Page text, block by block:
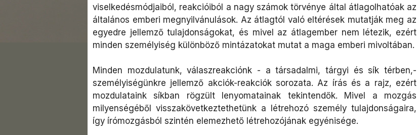
viselkedésmódjaiból, reakcióiból a nagy számok törvénye által átlagolhatóak az
általános emberi megnyilvánulások. Az átlagtól való eltérések mutatják meg az
egyedre jellemző tulajdonságokat, és mivel az átlagember nem létezik, ezért
minden személyiség különböző mintázatokat mutat a maga emberi mivoltában.
Minden mozdulatunk, válaszreakciónk - a társadalmi, tárgyi és sík térben,-
személyiségünkre jellemző akciók-reakciók sorozata. Az írás és a rajz, ezért
mozdulataink síkban rögzült lenyomatainak tekintendők. Mivel a mozgás
milyenségéből visszakövetkeztethetünk a létrehozó személy tulajdonságaira,
így írómozgásból szintén elemezhető létrehozójának egyénisége.